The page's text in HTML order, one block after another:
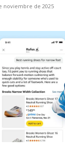
noviembre de 2025